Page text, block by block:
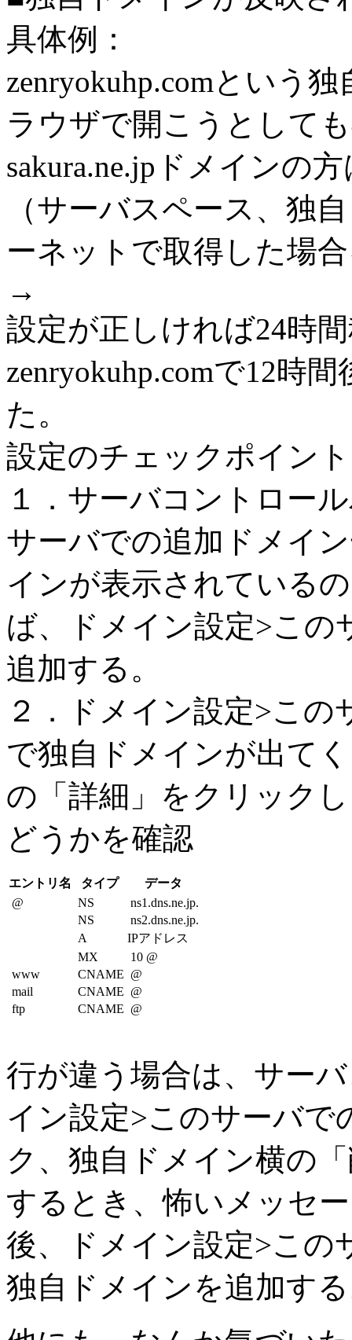
具体例：
zenryokuhp.comという
ラウザで開こうとして
sakura.ne.jpドメインの
（サーバスペース、独
ーネットで取得した場
→
設定が正しければ24時
zenryokuhp.comで12時
た。
設定のチェックポイント
１．サーバコントロー
サーバでの追加ドメイ
インが表示されている
ば、ドメイン設定>この
追加する。
２．ドメイン設定>こ
で独自ドメインが出て
の「詳細」をクリック
どうかを確認
エントリ名 タイプ
データ
@
NS
ns1.dns.ne.jp.
NS
ns2.dns.ne.jp.
A
IPアドレス
MX
10 @
www
CNAME @
mail
CNAME @
ftp
CNAME @
行が違う場合は、サー
イン設定>このサーバで
ク、独自ドメイン横の
するとき、怖いメッセ
後、ドメイン設定>この
独自ドメインを追加す